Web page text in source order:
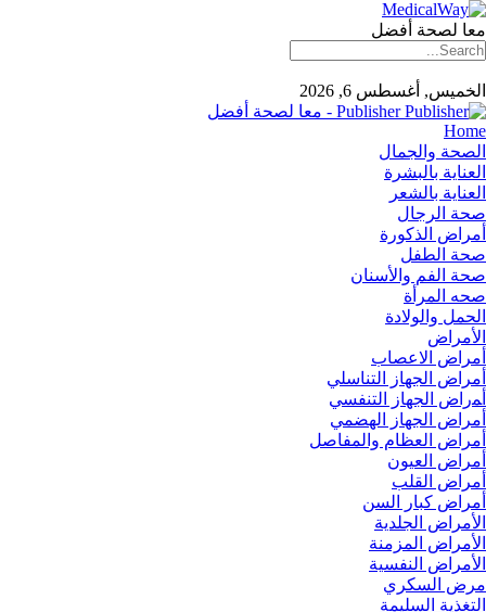
معا لصحة أفضل
الخميس, أغسطس 6, 2026
Publisher - معا لصحة أفضل
Home
الصحة والجمال
العناية بالبشرة
العناية بالشعر
صحة الرجال
أمراض الذكورة
صحة الطفل
صحة الفم والأسنان
صحه المرأة
الحمل والولادة
الأمراض
أمراض الاعصاب
أمراض الجهاز التناسلي
أﻤراض اﻟﺠﻬﺎز اﻟﺘﻨﻔﺴﻲ
أمراض الجهاز الهضمي
أمراض العظام والمفاصل
أمراض العيون
أمراض القلب
أمراض كبار السن
الأمراض الجلدية
الأمراض المزمنة
الأمراض النفسية
مرض السكري
التغذية السليمة